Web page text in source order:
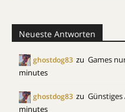
Neueste Antworten
ghostdog83 zu Games
minutes
ghostdog83 zu
minutes